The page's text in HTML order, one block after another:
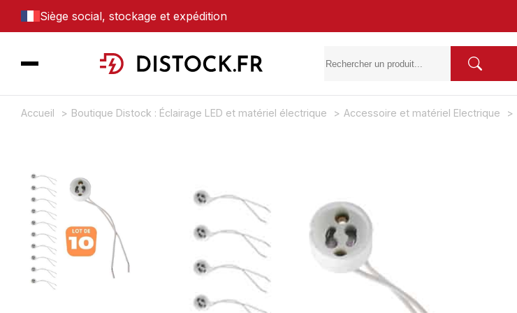
Siège social, stockage et expédition
Accueil Boutique Distock : Éclairage LED et matériel électrique Accessoire et matériel Electrique